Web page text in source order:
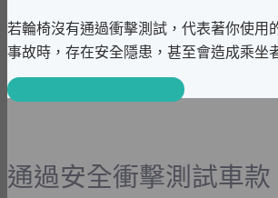
若輪椅沒有通過衝擊測試，代表著你使用
事故時，存在安全隱患，甚至會造成乘坐
通過安全衝擊測試車款